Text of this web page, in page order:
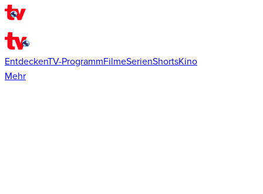
EntdeckenTV-ProgrammFilmeSerienShortsKino
Mehr